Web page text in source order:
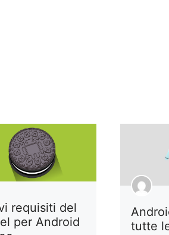
requisiti del
per Android
tutte